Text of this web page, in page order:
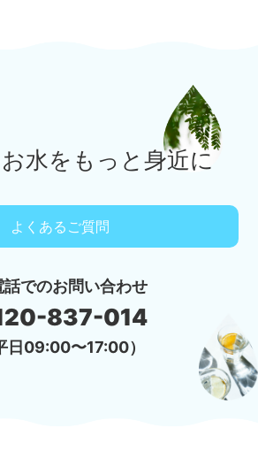
水をもっと身近に
よくあるご質問
話でのお問い合わせ
837-014
日09:00〜17:00）